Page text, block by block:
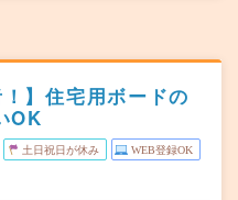
】住宅用ボードの
OK
土日祝日が休み WEB登録OK